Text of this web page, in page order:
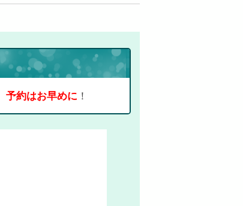
予約はお早めに ！